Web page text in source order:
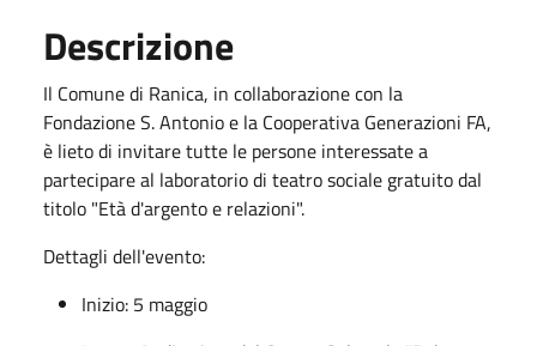
Descrizione
Il Comune di Ranica, in collaborazione con la
Fondazione S. Antonio e la Cooperativa Generazioni FA,
è lieto di invitare tutte le persone interessate a
partecipare al laboratorio di teatro sociale gratuito dal
titolo "Età d'argento e relazioni".
Dettagli dell'evento:
Inizio: 5 maggio